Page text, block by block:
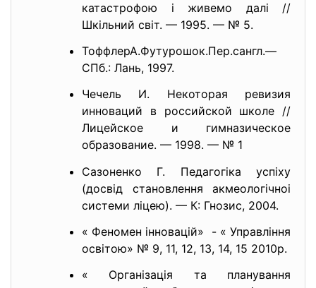
катастрофою і живемо далі //
Шкільний світ. — 1995. — № 5.
ТоффлерА.Футурошок.Пер.сангл.—
СПб.: Лань, 1997.
Чечель И. Некоторая ревизия
инноваций в российской школе //
Лицейское и гимназическое
образование. — 1998. — № 1
Сазоненко Г. Педагогіка успіху
(досвід становлення акмеологічноі
системи ліцею). — К: Гнозис, 2004.
« Феномен інновацій» - « Управління
освітою» № 9, 11, 12, 13, 14, 15 2010р.
« Організація та планування